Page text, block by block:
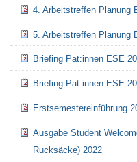
4. Arbeitstreffen Planung
5. Arbeitstreffen Planung
Briefing Pat:innen ESE
Briefing Pat:innen ESE
Erstsemestereinführung
Ausgabe Student
Rucksäcke) 2022